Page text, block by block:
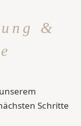
&
Schritte